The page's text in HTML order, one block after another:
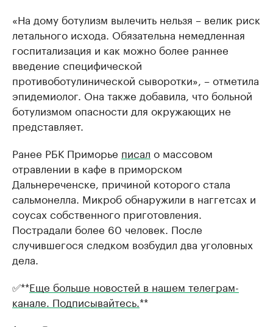
«На дому ботулизм вылечить нельзя – велик риск
летального исхода. Обязательна немедленная
госпитализация и как можно более раннее
введение специфической
противоботулинической сыворотки», – отметила
эпидемиолог. Она также добавила, что больной
ботулизмом опасности для окружающих не
представляет.
Ранее РБК Приморье писал о массовом
отравлении в кафе в приморском
Дальнереченске, причиной которого стала
сальмонелла. Микроб обнаружили в наггетсах и
соусах собственного приготовления.
Пострадали более 60 человек. После
случившегося следком возбудил два уголовных
дела.
✅**Еще больше новостей в нашем телеграм-
канале. Подписывайтесь. **